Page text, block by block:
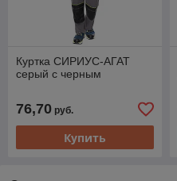
Куртка СИРИУС-АГАТ
серый с черным
76,70 руб.
Купить